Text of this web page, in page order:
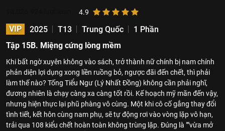
4.9
VIP 2025 T13 Trung Quốc
1 Phần
Tập 15B. Miệng cứng lòng mềm
Khi bất ngờ xuyên không vào sách, trở thành nữ chính bị nam chính
phản diện lợi dụng xong liền ruồng bỏ, ngược đãi đến chết, thì phải
làm thế nào? Tống Tiểu Ngư (Lý Nhất Đồng) không cần phải nghĩ,
đương nhiên là chạy càng xa càng tốt rồi. Kế hoạch mỹ mãn đến vậy,
nhưng hiện thực lại phũ phàng vô cùng. Một khi cô cố gắng thay đổi
tình tiết, kết hôn cùng nam phụ, sẽ tự động rơi vào vòng lặp vô hạn,
trải qua 108 kiểu chết hoàn toàn không trùng lặp. Đúng là ""vừa mở